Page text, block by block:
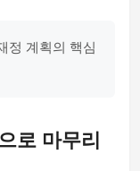
정 계획의 핵심
로 마무리